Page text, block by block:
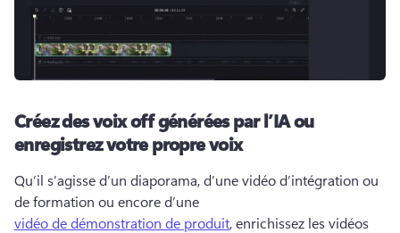
Créez des voix off générées par l’IA ou
enregistrez votre propre voix
Qu’il s’agisse d’un diaporama, d’une vidéo d’intégration ou
de formation ou encore d’une
vidéo de démonstration de produit, enrichissez les vidéos